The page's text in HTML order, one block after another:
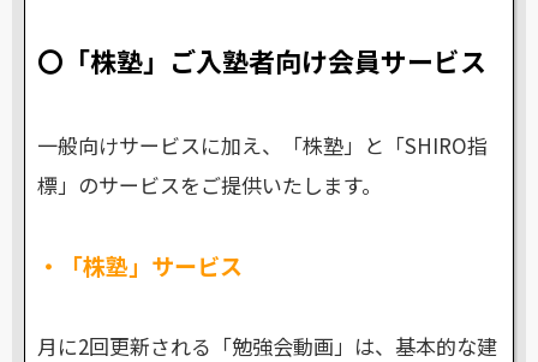
〇「株塾」ご入塾者向け会員サービス
一般向けサービスに加え、「株塾」と「SHIRO指
標」のサービスをご提供いたします。
・「株塾」サービス
月に2回更新される「勉強会動画」は、基本的な建